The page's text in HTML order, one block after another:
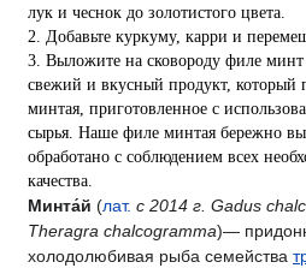
лук и чеснок до золотистого цвета.
2. Добавьте куркуму, карри и
3. Выложите на сковороду филе
свежий и вкусный продукт, который
минтая, приготовленное с
сырья. Наше филе минтая бережно
обработано с соблюдением всех
качества.
Минта́й (лат. с 2014 г. Gadus
Theragra chalcogramma)—
холодолюбивая рыба семейства